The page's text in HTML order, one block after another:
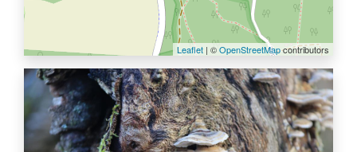
Leaflet | ©OpenStreetMapcontributors